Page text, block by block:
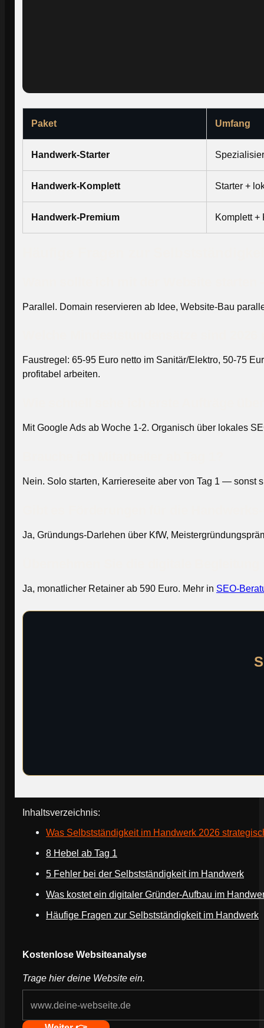
Paket Umfang
Handwerk-Starter
Handwerk-Komplett Starter +
Handwerk-Premium Komplett +
Parallel. Domain reservieren ab Idee, Website-Bau
Faustregel: 65-95 Euro netto im Sanitär/Elektro, 50-75
profitabel arbeiten.
Mit Google Ads ab Woche 1-2. Organisch über lokales
Nein. Solo starten, Karriereseite aber von Tag 1 —
Ja, Gründungs-Darlehen über KfW,
Ja, monatlicher Retainer ab 590 Euro. Mehr in SEO-
Inhaltsverzeichnis:
Was Selbstständigkeit im Handwerk 2026
8 Hebel ab Tag 1
5 Fehler bei der Selbstständigkeit im Handwerk
Was kostet ein digitaler Gründer-Aufbau im
Häufige Fragen zur Selbstständigkeit im Handwerk
Kostenlose Websiteanalyse
Trage hier deine Website ein.